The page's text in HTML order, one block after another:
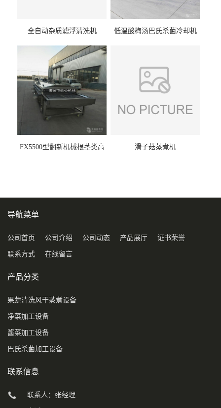
全自动杂质滤浮清洗机 低温酸梅汤巴氏杀菌冷却机
FX5500型翻新机械根茎类高
滑子菇蒸煮机
导航菜单
公司首页 公司介绍 公司动态 产品展厅 证书荣誉
联系方式 在线留言
产品分类
果蔬清洗风干蒸煮设备
净菜加工设备
酱菜加工设备
巴氏杀菌加工设备
联系信息
联系人：张经理